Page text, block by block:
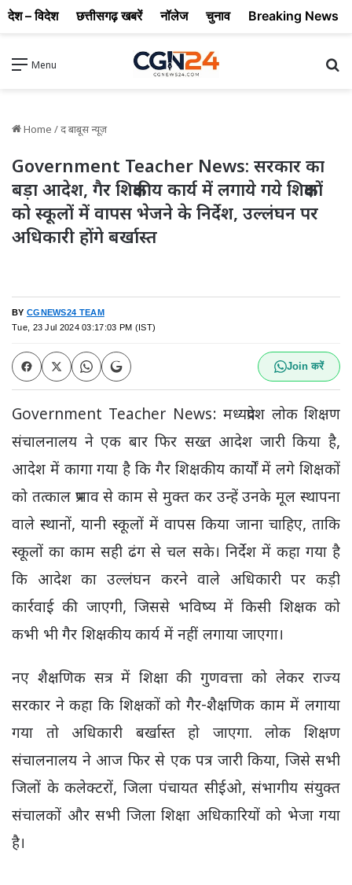
Menu
Home /द बाबूस न्यूज़
Government Teacher News: सरकार का
बड़ा आदेश, गैर शिक्षकीय कार्य में लगाये गये शिक्षकों
को स्कूलों में वापस भेजने के निर्देश, उल्लंघन पर
अधिकारी होंगे बर्खास्त
BY CGNEWS24 TEAM
Tue, 23 Jul 2024 03:17:03 PM (IST)
Join करें
Government Teacher News: मध्यप्रदेश लोक शिक्षण
संचालनालय ने एक बार फिर सख्त आदेश जारी किया है,
आदेश में कागा गया है कि गैर शिक्षकीय कार्यों में लगे शिक्षकों
को तत्काल प्रभाव से काम से मुक्त कर उन्हें उनके मूल स्थापना
वाले स्थानों, यानी स्कूलों में वापस किया जाना चाहिए, ताकि
स्कूलों का काम सही ढंग से चल सके। निर्देश में कहा गया है
कि आदेश का उल्लंघन करने वाले अधिकारी पर कड़ी
कार्रवाई की जाएगी, जिससे भविष्य में किसी शिक्षक को
कभी भी गैर शिक्षकीय कार्य में नहीं लगाया जाएगा।
नए शैक्षणिक सत्र में शिक्षा की गुणवत्ता को लेकर राज्य
सरकार ने कहा कि शिक्षकों को गैर-शैक्षणिक काम में लगाया
गया तो अधिकारी बर्खास्त हो जाएगा. लोक शिक्षण
संचालनालय ने आज फिर से एक पत्र जारी किया, जिसे सभी
जिलों के कलेक्टरों, जिला पंचायत सीईओ, संभागीय संयुक्त
संचालकों और सभी जिला शिक्षा अधिकारियों को भेजा गया
है।
देश – विदेश छत्तीसगढ़ खबरें नॉलेज चुनाव Breaking News